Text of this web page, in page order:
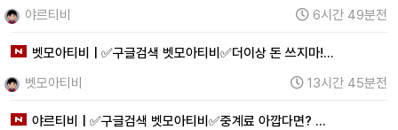
야르티비
6시간 49분전
벳모아티비 | ✅구글검색 벳모아티비✅더이상 돈 쓰지마!…
벳모아티비
13시간 45분전
야르티비 | ✅구글검색 벳모아티비✅중계료 아깝다면? …